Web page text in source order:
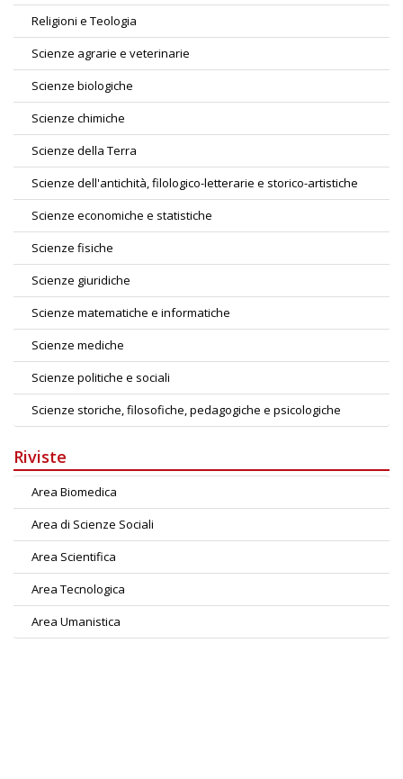
Religioni e Teologia
Scienze agrarie e veterinarie
Scienze biologiche
Scienze chimiche
Scienze della Terra
Scienze dell'antichità, filologico-letterarie e storico-artistiche
Scienze economiche e statistiche
Scienze fisiche
Scienze giuridiche
Scienze matematiche e informatiche
Scienze mediche
Scienze politiche e sociali
Scienze storiche, filosofiche, pedagogiche e psicologiche
Riviste
Area Biomedica
Area di Scienze Sociali
Area Scientifica
Area Tecnologica
Area Umanistica